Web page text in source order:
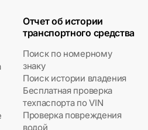
Отчет об истории
транспортного средства
Поиск по номерному
знаку
Поиск истории владения
Бесплатная проверка
техпаспорта по VIN
Проверка повреждения
водой